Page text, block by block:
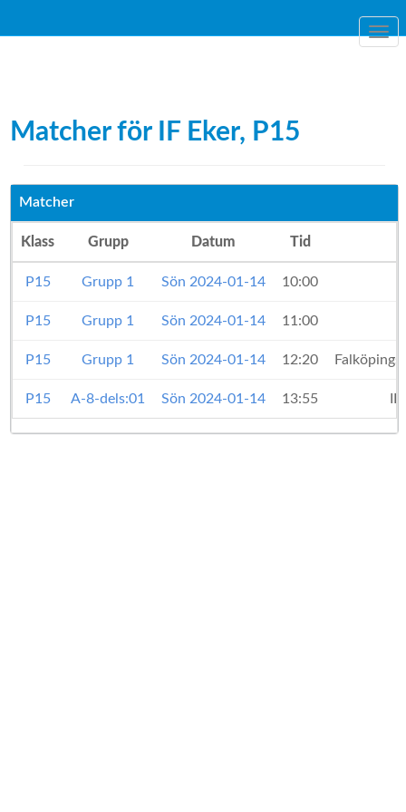
Matcher för IF Eker, P15
Matcher
Klass Grupp Datum Tid
P15 Grupp 1 Sön 2024-01-14 10:00
P15 Grupp 1 Sön 2024-01-14 11:00
P15 Grupp 1 Sön 2024-01-14 12:20
P15 A-8-dels:01 Sön 2024-01-14 13:55